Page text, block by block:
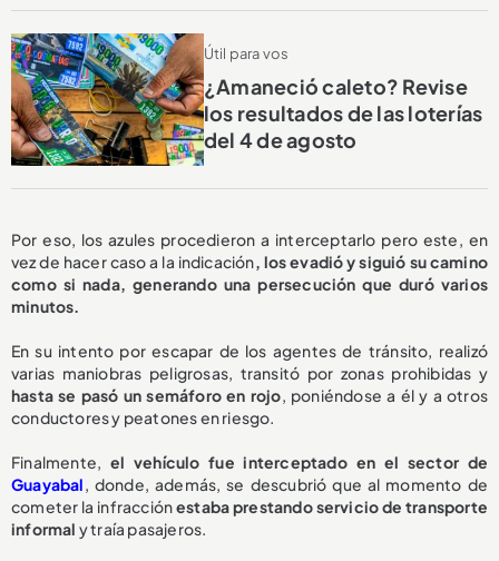
Útil para vos
¿Amaneció caleto? Revise
los resultados de las loterías
del 4 de agosto
Por eso, los azules procedieron a interceptarlo pero este, en
vez de hacer caso a la indicación, los evadió y siguió su camino
como si nada, generando una persecución que duró varios
minutos.
En su intento por escapar de los agentes de tránsito, realizó
varias maniobras peligrosas, transitó por zonas prohibidas y
hasta se pasó un semáforo en rojo, poniéndose a él y a otros
conductores y peatones en riesgo.
Finalmente, el vehículo fue interceptado en el sector de
Guayabal, donde, además, se descubrió que al momento de
cometer la infracciónestaba prestando servicio de transporte
informal y traía pasajeros.